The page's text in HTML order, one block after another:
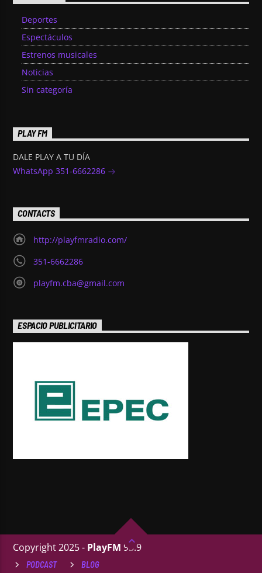
Deportes
Espectáculos
Estrenos musicales
Noticias
Sin categoría
PLAY FM
DALE PLAY A TU DÍA
WhatsApp 351-6662286
CONTACTS
http://playfmradio.com/
351-6662286
playfm.cba@gmail.com
ESPACIO PUBLICITARIO
Copyright 2025 - PlayFM 95.9
PODCAST BLOG